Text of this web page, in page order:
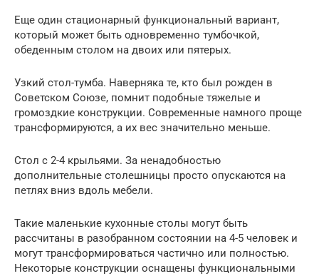
Еще один стационарный функциональный вариант,
который может быть одновременно тумбочкой,
обеденным столом на двоих или пятерых.
Узкий стол-тумба. Наверняка те, кто был рожден в
Советском Союзе, помнит подобные тяжелые и
громоздкие конструкции. Современные намного проще
трансформируются, а их вес значительно меньше.
Стол с 2-4 крыльями. За ненадобностью
дополнительные столешницы просто опускаются на
петлях вниз вдоль мебели.
Такие маленькие кухонные столы могут быть
рассчитаны в разобранном состоянии на 4-5 человек и
могут трансформироваться частично или полностью.
Некоторые конструкции оснащены функциональными